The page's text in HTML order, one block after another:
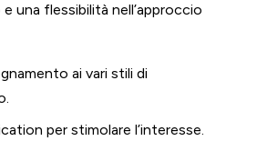
una flessibilità nell’approccio
ai vari stili di
per stimolare l’interesse.